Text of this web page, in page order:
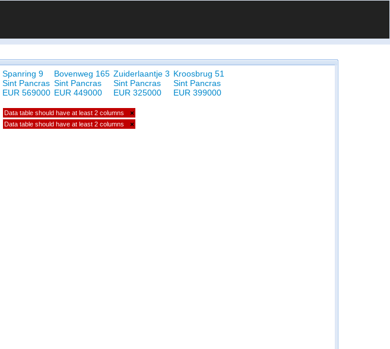
Spanring 9
Sint Pancras
EUR 569000
Bovenweg 165
Sint Pancras
EUR 449000
Zuiderlaantje 3
Sint Pancras
EUR 325000
Kroosbrug 51
Sint Pancras
EUR 399000
Data table should have at least 2 columns ×
Data table should have at least 2 columns ×